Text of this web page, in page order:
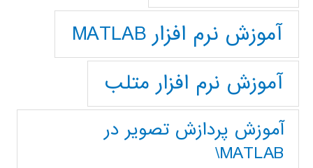
آموزش نرم افزار MATLAB
آموزش نرم افزار متلب
آموزش پردازش تصوير در
MATLAB\